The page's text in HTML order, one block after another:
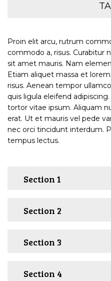
Proin elit arcu, rutrum
commodo a, risus. Curabitur
sit amet mauris. Nam
Etiam aliquet massa et
risus. Aenean tempor
quis ligula eleifend
tortor vitae ipsum. Aliquam
erat. Ut et mauris vel pede
nec orci tincidunt interdum.
tempus lectus.
Section 1
Section 2
Section 3
Section 4